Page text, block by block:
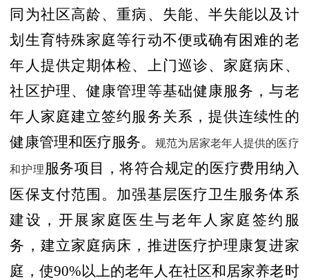
同为社区高龄、重病、失能、半失能以及计
划生育特殊家庭等行动不便或确有困难的老
年人提供定期体检、上门巡诊、家庭病床、
社区护理、健康管理等基础健康服务，与老
年人家庭建立签约服务关系，提供连续性的
健康管理和医疗服务。
规范为居家老年人提供的医疗
和护理 服务项目，将符合规定的医疗费用纳入
医保支付范围。加强基层医疗卫生服务体系
建设，开展家庭医生与老年人家庭签约服
务，建立家庭病床，推进医疗护理康复进家
庭，使90%以上的老年人在社区和居家养老时